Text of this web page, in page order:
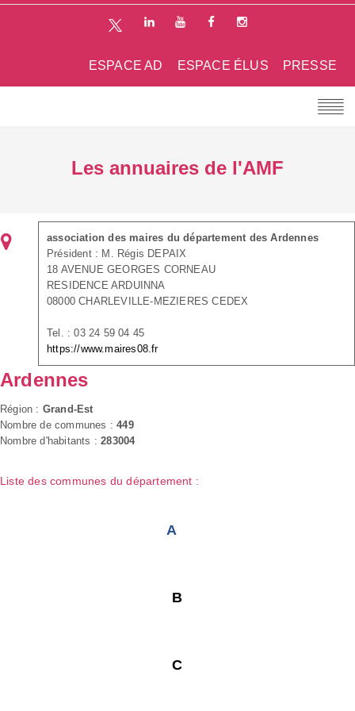
PRESSE
ESPACE ÉLUS
ESPACE AD
Les annuaires de l'AMF
association des maires du département des Ardennes
Président : M. Régis DEPAIX
18 AVENUE GEORGES CORNEAU
RESIDENCE ARDUINNA
08000 CHARLEVILLE-MEZIERES CEDEX
Tel. : 03 24 59 04 45
https://www.maires08.fr
Ardennes
Région : Grand-Est
Nombre de communes :449
Nombre d'habitants :283004
Liste des communes du département :
A
B
C